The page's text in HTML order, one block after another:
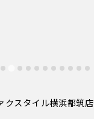
クスタイル横浜都筑店